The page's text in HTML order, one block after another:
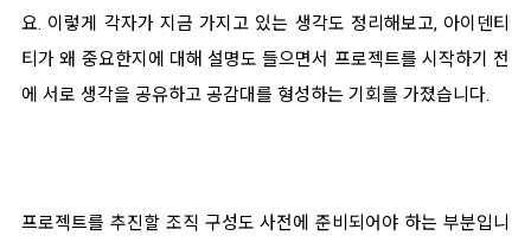
요. 이렇게 각자가 지금 가지고 있는 생각도 정리해보고, 아이덴티
티가 왜 중요한지에 대해 설명도 들으면서 프로젝트를 시작하기 전
에 서로 생각을 공유하고 공감대를 형성하는 기회를 가졌습니다.
프로젝트를 추진할 조직 구성도 사전에 준비되어야 하는 부분입니